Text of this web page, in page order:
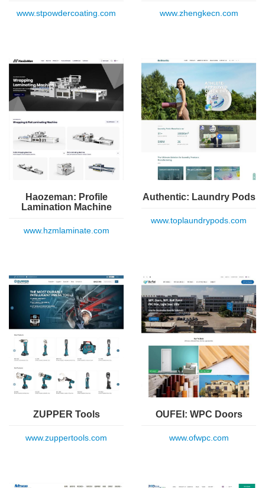
www.stpowdercoating.com www.zhengkecn.com
Haozeman: Profile
Lamination Machine
www.hzmlaminate.com
Authentic: Laundry Pods
www.toplaundrypods.com
ZUPPER Tools
www.zuppertools.com
OUFEI: WPC Doors
www.ofwpc.com